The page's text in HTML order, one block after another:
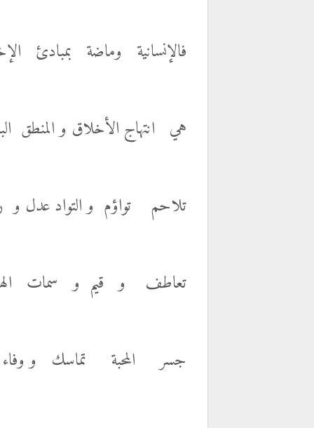
فالإنسانية وماضة بمبادئ
هي انتهاج الأخلاق و المنطق
تلاحم تواؤم و التواد عدل و
تعاطف و قيم و سمات
جسر المحبة تماسك و وفاء